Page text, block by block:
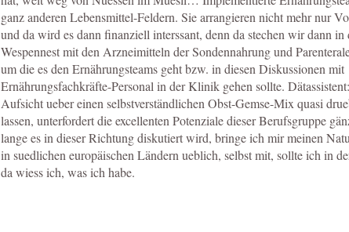
ganz anderen Lebensmittel-Feldern. Sie arrangieren nicht mehr nur
und da wird es dann finanziell interssant, denn da stechen wir dann in
Wespennest mit den Arzneimitteln der Sondennahrung und
um die es den Ernährungsteams geht bzw. in diesen Diskussionen mit
Ernährungsfachkräfte-Personal in der Klinik gehen sollte.
Aufsicht ueber einen selbstverständlichen Obst-Gemse-Mix quasi
lassen, unterfordert die excellenten Potenziale dieser Berufsgruppe
lange es in dieser Richtung diskutiert wird, bringe ich mir meinen
in suedlichen europäischen Ländern ueblich, selbst mit, sollte ich in
da wiess ich, was ich habe.